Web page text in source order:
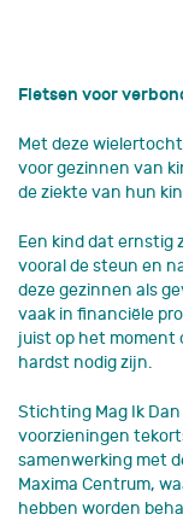
Fietsen voor
Met deze
voor gezinnen van
de ziekte van hun
Een kind dat ernstig
vooral de steun en
deze gezinnen als
vaak in financiële
juist op het moment
hardst nodig zijn.
Stichting Mag Ik
voorzieningen
samenwerking met
Maxima Centrum,
hebben worden